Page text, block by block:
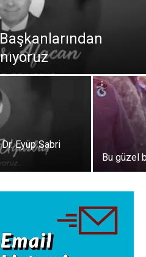
Eyüp Sabri
Bu güzel